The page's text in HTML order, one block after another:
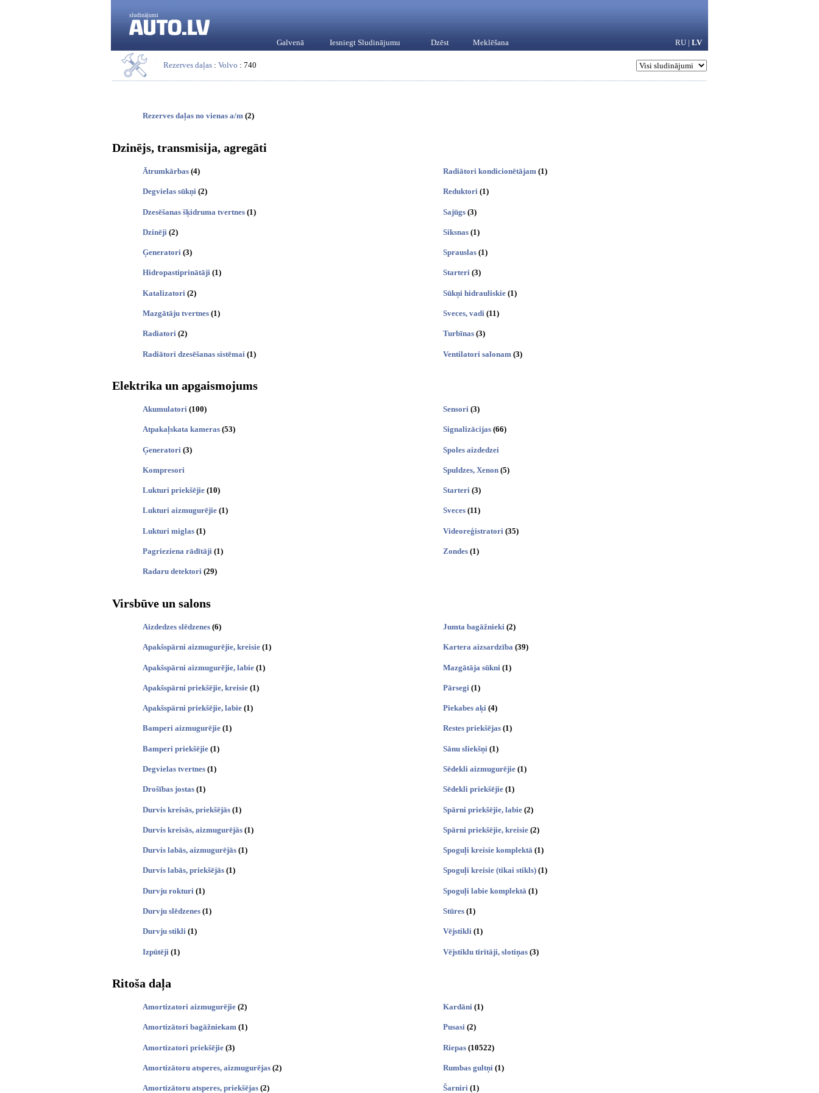
sludinājumi
Galvenā Iesniegt Sludinājumu Dzēst Meklēšana RU | LV
Rezerves daļas : Volvo : 740
Rezerves daļas no vienas a/m (2)
Dzinējs, transmisija, agregāti
Ātrumkārbas (4)
Degvielas sūkņi (2)
Dzesēšanas šķidruma tvertnes (1)
Dzinēji (2)
Ģeneratori (3)
Hidropastiprinātāji (1)
Katalizatori (2)
Mazgātāju tvertnes (1)
Radiatori (2)
Radiātori dzesēšanas sistēmai (1)
Radiātori kondicionētājam (1)
Reduktori (1)
Sajūgs (3)
Siksnas (1)
Sprauslas (1)
Starteri (3)
Sūkņi hidrauliskie (1)
Sveces, vadi (11)
Turbīnas (3)
Ventilatori salonam (3)
Elektrika un apgaismojums
Akumulatori (100)
Atpakaļskata kameras (53)
Ģeneratori (3)
Kompresori
Lukturi priekšējie (10)
Lukturi aizmugurējie (1)
Lukturi miglas (1)
Pagrieziena rādītāji (1)
Radaru detektori (29)
Sensori (3)
Signalizācijas (66)
Spoles aizdedzei
Spuldzes, Xenon (5)
Starteri (3)
Sveces (11)
Videoreģistratori (35)
Zondes (1)
Virsbūve un salons
Aizdedzes slēdzenes (6)
Apakšspārni aizmugurējie, kreisie (1)
Apakšspārni aizmugurējie, labie (1)
Apakšspārni priekšējie, kreisie (1)
Apakšspārni priekšējie, labie (1)
Bamperi aizmugurējie (1)
Bamperi priekšējie (1)
Degvielas tvertnes (1)
Drošības jostas (1)
Durvis kreisās, priekšējās (1)
Durvis kreisās, aizmugurējās (1)
Durvis labās, aizmugurējās (1)
Durvis labās, priekšējās (1)
Durvju rokturi (1)
Durvju slēdzenes (1)
Durvju stikli (1)
Izpūtēji (1)
Jumta bagāžnieki (2)
Kartera aizsardzība (39)
Mazgātāja sūkni (1)
Pārsegi (1)
Piekabes aķi (4)
Restes priekšējas (1)
Sānu sliekšņi (1)
Sēdekli aizmugurējie (1)
Sēdekli priekšējie (1)
Spārni priekšējie, labie (2)
Spārni priekšējie, kreisie (2)
Spoguļi kreisie komplektā (1)
Spoguļi kreisie (tikai stikls) (1)
Spoguļi labie komplektā (1)
Stūres (1)
Vējstikli (1)
Vējstiklu tīrītāji, slotiņas (3)
Ritoša daļa
Amortizatori aizmugurējie (2)
Amortizātori bagāžniekam (1)
Amortizatori priekšējie (3)
Amortizātoru atsperes, aizmugurējas (2)
Amortizātoru atsperes, priekšējas (2)
Kardāni (1)
Pusasi (2)
Riepas (10522)
Rumbas gultņi (1)
Šarniri (1)